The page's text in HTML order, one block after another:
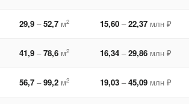
29,9 –52,7 м2 15,60 –22,37 млн ₽
41,9 –78,6 м2 16,34 –29,86 млн ₽
56,7 –99,2 м2 19,03 –45,09 млн ₽